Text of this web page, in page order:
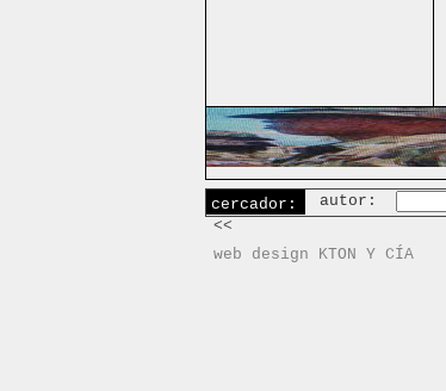
cercador: autor:
<<
web design KTON Y CÍA